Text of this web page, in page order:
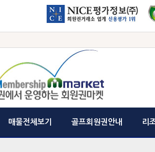
매물전체보기 골프회원권안내 리